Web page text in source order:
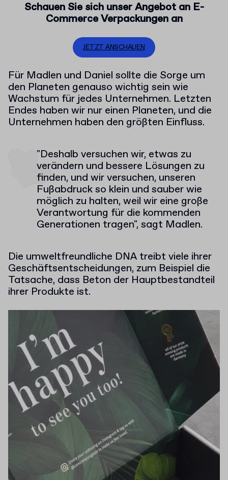
Schauen Sie sich unser Angebot an E-
Commerce Verpackungen an
JETZT ANSCHAUEN
Für Madlen und Daniel sollte die Sorge um
den Planeten genauso wichtig sein wie
Wachstum für jedes Unternehmen. Letzten
Endes haben wir nur einen Planeten, und die
Unternehmen haben den größten Einfluss.
"Deshalb versuchen wir, etwas zu
verändern und bessere Lösungen zu
finden, und wir versuchen, unseren
Fußabdruck so klein und sauber wie
möglich zu halten, weil wir eine große
Verantwortung für die kommenden
Generationen tragen", sagt Madlen.
Die umweltfreundliche DNA treibt viele ihrer
Geschäftsentscheidungen, zum Beispiel die
Tatsache, dass Beton der Hauptbestandteil
ihrer Produkte ist.